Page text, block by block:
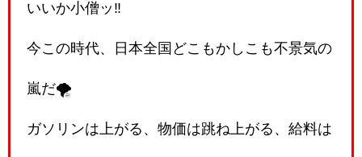
いいか小僧ッ‼️
今この時代、日本全国どこもかしこも不景気の
嵐だ🌪️
ガソリンは上がる、物価は跳ね上がる、給料は